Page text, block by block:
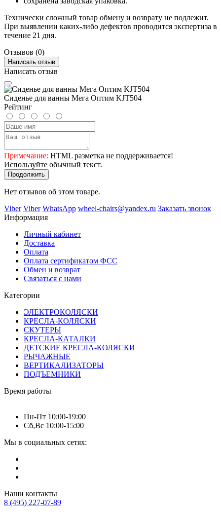
Технически сложный товар обмену и возврату не подлежит.
При выявлении каких-либо дефектов проводится экспертиза в
течение 21 дня.
Отзывов (0)
Написать отзыв
Написать отзыв
Сиденье для ванны Мега Оптим KJT504
Рейтинг
Примечание: HTML разметка не поддерживается!
Используйте обычный текст.
Продолжить
Нет отзывов об этом товаре.
Viber Viber WhatsApp wheel-chairs@yandex.ru Заказать звонок
Информация
Личный кабинет
Доставка
Оплата
Оплата сертификатом ФСС
Обмен и возврат
Связаться с нами
Категории
ЭЛЕКТРОКОЛЯСКИ
КРЕСЛА-КОЛЯСКИ
СКУТЕРЫ
КРЕСЛА-КАТАЛКИ
ДЕТСКИЕ КРЕСЛА-КОЛЯСКИ
РЫЧАЖНЫЕ
ВЕРТИКАЛИЗАТОРЫ
ПОДЪЕМНИКИ
Время работы
Пн-Пт 10:00-19:00
Сб,Вс 10:00-15:00
Мы в социальных сетях:
Наши контакты
8 (495) 227-07-89